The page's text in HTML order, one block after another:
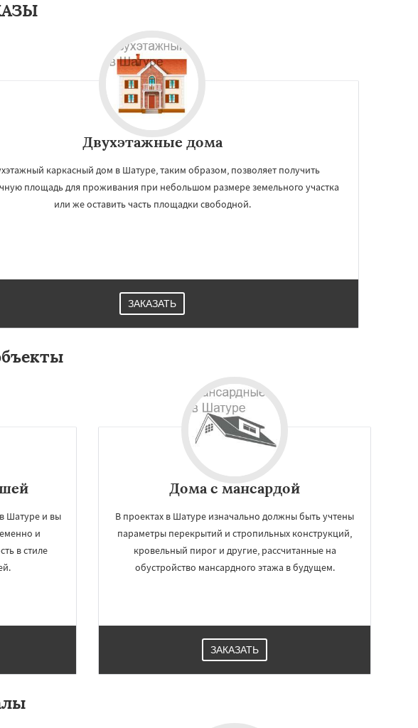
Двухэтажные дома
каркасный дом в Шатуре, таким образом, позволяет получить
площадь для проживания при небольшом размере земельного участка
или же оставить часть площадки свободной.
ЗАКАЗАТЬ
Шатуре и вы
и
в стиле
Дома с мансардой
В проектах в Шатуре изначально должны быть учтены
параметры перекрытий и стропильных конструкций,
кровельный пирог и другие, рассчитанные на
обустройство мансардного этажа в будущем.
ЗАКАЗАТЬ